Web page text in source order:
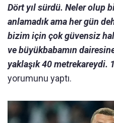
Dört yıl sürdü. Neler olup
anlamadık ama her gün
bizim için çok güvensiz
ve büyükbabamın
yaklaşık 40 metrekareydi.
yorumunu yaptı.